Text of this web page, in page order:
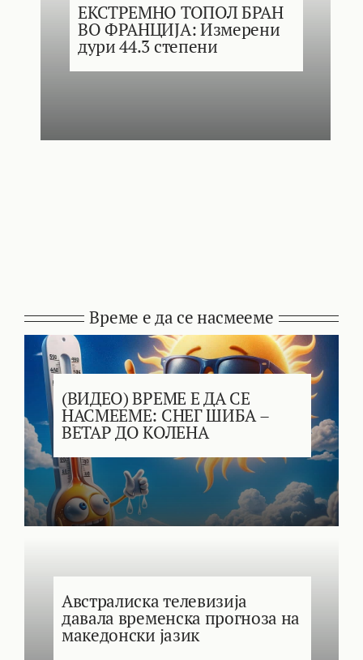
ЕКСТРЕМНО ТОПОЛ БРАН
ВО ФРАНЦИЈА: Измерени
дури 44.3 степени
Време е да се насмееме
(ВИДЕО) ВРЕМЕ Е ДА СЕ
НАСМЕЕМЕ: СНЕГ ШИБА –
ВЕТАР ДО КОЛЕНА
Австралиска телевизија
давала временска прогноза на
македонски јазик